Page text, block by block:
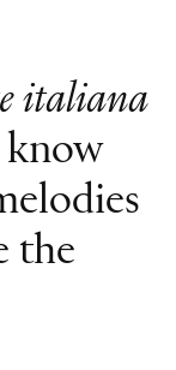
italiana
know
the